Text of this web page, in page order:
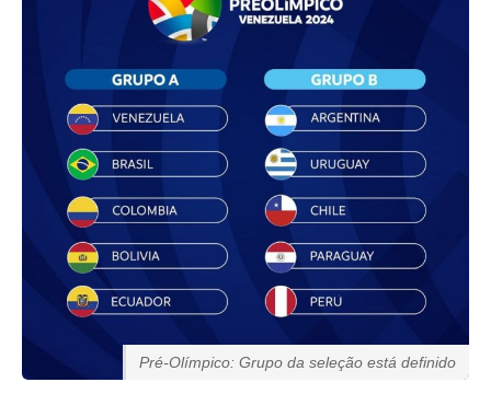
Pré-Olímpico: Grupo da seleção está definido